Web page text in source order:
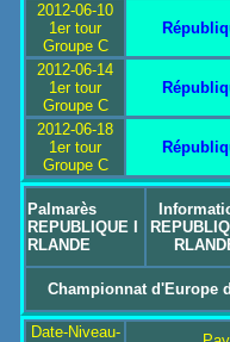
2012-06-10
1er tour
Groupe C
2012-06-14
1er tour
Groupe C
2012-06-18
1er tour
Groupe C
Palmarès
REPUBLIQUE I
RLANDE
Championnat d'Europe
Date-Niveau-